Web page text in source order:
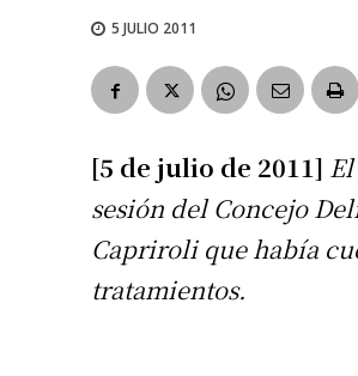
5 JULIO 2011
[5 de julio de 2011]
sesión del Concejo
Capriroli que había
tratamientos.